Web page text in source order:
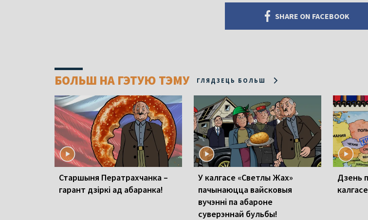
SHARE ON FACEBOOK
БОЛЬШ НА ГЭТУЮ ТЭМУ ГЛЯДЗЕЦЬ БОЛЬШ
Старшыня Ператрахчанка –
гарант дзіркі ад абаранка!
У калгасе «Светлы Жах»
пачынаюцца вайсковыя
вучэнні па абароне
суверэннай бульбы!
Дзень